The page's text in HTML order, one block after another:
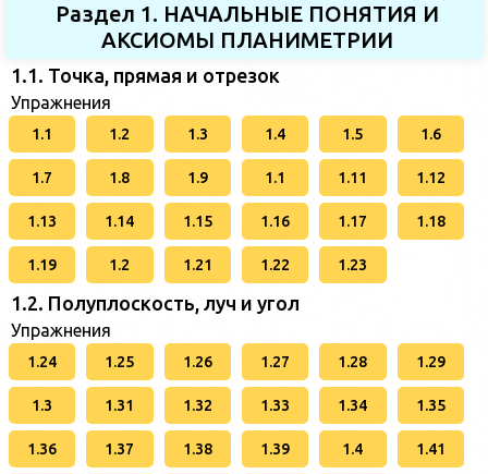
Раздел 1. НАЧАЛЬНЫЕ ПОНЯТИЯ И
АКСИОМЫ ПЛАНИМЕТРИИ
1.1. Точка, прямая и отрезок
Упражнения
1.1 1.2 1.3 1.4 1.5 1.6
1.7 1.8 1.9 1.1 1.11 1.12
1.13 1.14 1.15 1.16 1.17 1.18
1.19 1.2 1.21 1.22 1.23
1.2. Полуплоскость, луч и угол
Упражнения
1.24 1.25 1.26 1.27 1.28 1.29
1.3 1.31 1.32 1.33 1.34 1.35
1.36 1.37 1.38 1.39 1.4 1.41